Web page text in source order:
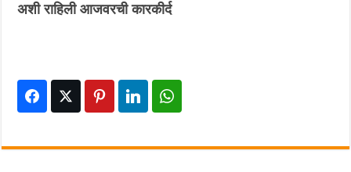
अशी राहिली आजवरची कारकीर्द